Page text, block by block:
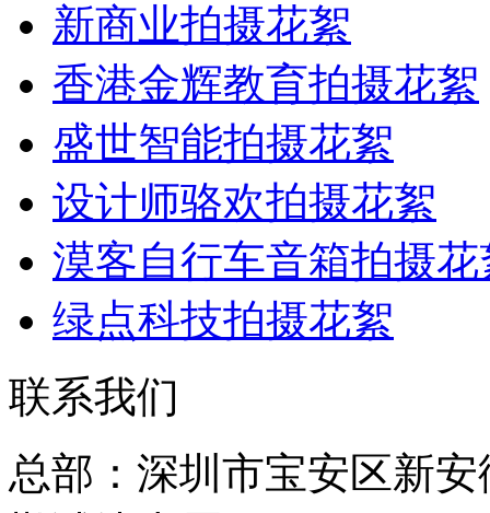
新商业拍摄花絮
香港金辉教育拍摄花絮
盛世智能拍摄花絮
设计师骆欢拍摄花絮
漠客自行车音箱拍摄花
绿点科技拍摄花絮
联系我们
总部：深圳市宝安区新